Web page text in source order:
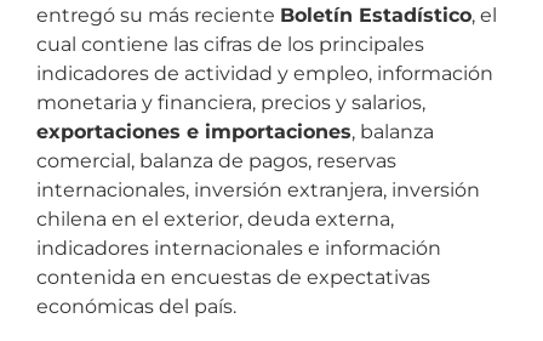
entregó su más reciente Boletín Estadístico, el
cual contiene las cifras de los principales
indicadores de actividad y empleo, información
monetaria y financiera, precios y salarios,
exportaciones e importaciones, balanza
comercial, balanza de pagos, reservas
internacionales, inversión extranjera, inversión
chilena en el exterior, deuda externa,
indicadores internacionales e información
contenida en encuestas de expectativas
económicas del país.